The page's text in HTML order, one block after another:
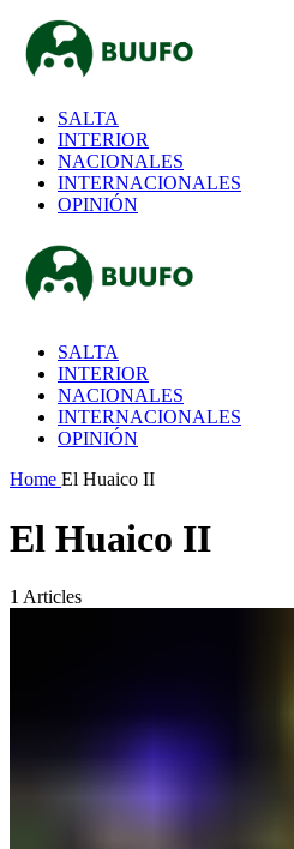
SALTA
INTERIOR
NACIONALES
INTERNACIONALES
OPINIÓN
SALTA
INTERIOR
NACIONALES
INTERNACIONALES
OPINIÓN
Home El Huaico II
El Huaico II
1 Articles